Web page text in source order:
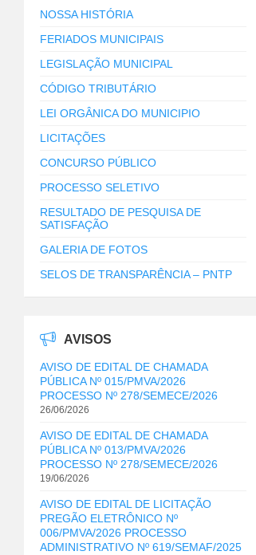
NOSSA HISTÓRIA
FERIADOS MUNICIPAIS
LEGISLAÇÃO MUNICIPAL
CÓDIGO TRIBUTÁRIO
LEI ORGÂNICA DO MUNICIPIO
LICITAÇÕES
CONCURSO PÚBLICO
PROCESSO SELETIVO
RESULTADO DE PESQUISA DE
SATISFAÇÃO
GALERIA DE FOTOS
SELOS DE TRANSPARÊNCIA – PNTP
AVISOS
AVISO DE EDITAL DE CHAMADA
PÚBLICA Nº 015/PMVA/2026
PROCESSO Nº 278/SEMECE/2026
26/06/2026
AVISO DE EDITAL DE CHAMADA
PÚBLICA Nº 013/PMVA/2026
PROCESSO Nº 278/SEMECE/2026
19/06/2026
AVISO DE EDITAL DE LICITAÇÃO
PREGÃO ELETRÔNICO Nº
006/PMVA/2026 PROCESSO
ADMINISTRATIVO Nº 619/SEMAF/2025